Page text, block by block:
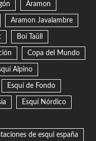
Aramon
Aramon Javalambre
Boí Taüll
Copa del Mundo
Alpino
Esquí de Fondo
Esquí Nórdico
de esqui españa